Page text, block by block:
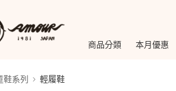
商品分類 本月優惠
鞋系列 輕履鞋